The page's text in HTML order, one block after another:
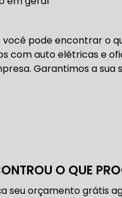
CONSERTO DE DIREÇÃO
DIREÇÃO HIDRÁULICA
DIREÇÃO HIDRÁULICA
você pode encontrar o
com auto elétricas e
Garantimos a sua
O QUE
seu orçamento grátis